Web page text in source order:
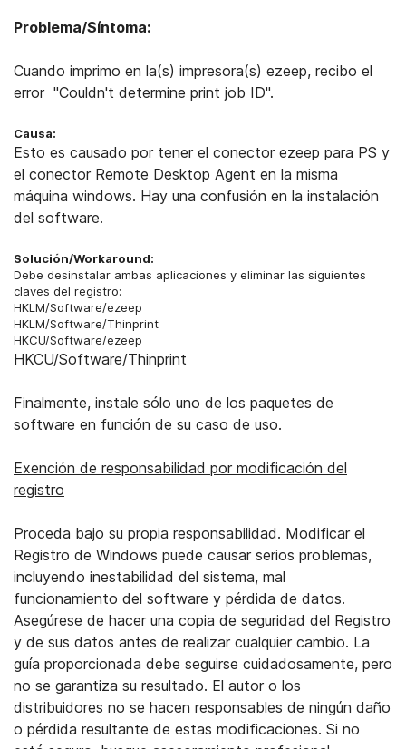
Problema/Síntoma:
Cuando imprimo en la(s) impresora(s) ezeep, recibo el
error "Couldn't determine print job ID".
Causa:
Esto es causado por tener el conector ezeep para PS y
el conector Remote Desktop Agent en la misma
máquina windows. Hay una confusión en la instalación
del software.
Solución/Workaround:
Debe desinstalar ambas aplicaciones y eliminar las siguientes
claves del registro:
HKLM/Software/ezeep
HKLM/Software/Thinprint
HKCU/Software/ezeep
HKCU/Software/Thinprint
Finalmente, instale sólo uno de los paquetes de
software en función de su caso de uso.
Exención de responsabilidad por modificación del
registro
Proceda bajo su propia responsabilidad. Modificar el
Registro de Windows puede causar serios problemas,
incluyendo inestabilidad del sistema, mal
funcionamiento del software y pérdida de datos.
Asegúrese de hacer una copia de seguridad del Registro
y de sus datos antes de realizar cualquier cambio. La
guía proporcionada debe seguirse cuidadosamente, pero
no se garantiza su resultado. El autor o los
distribuidores no se hacen responsables de ningún daño
o pérdida resultante de estas modificaciones. Si no